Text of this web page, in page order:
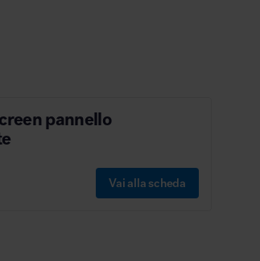
pannello
Vai alla scheda